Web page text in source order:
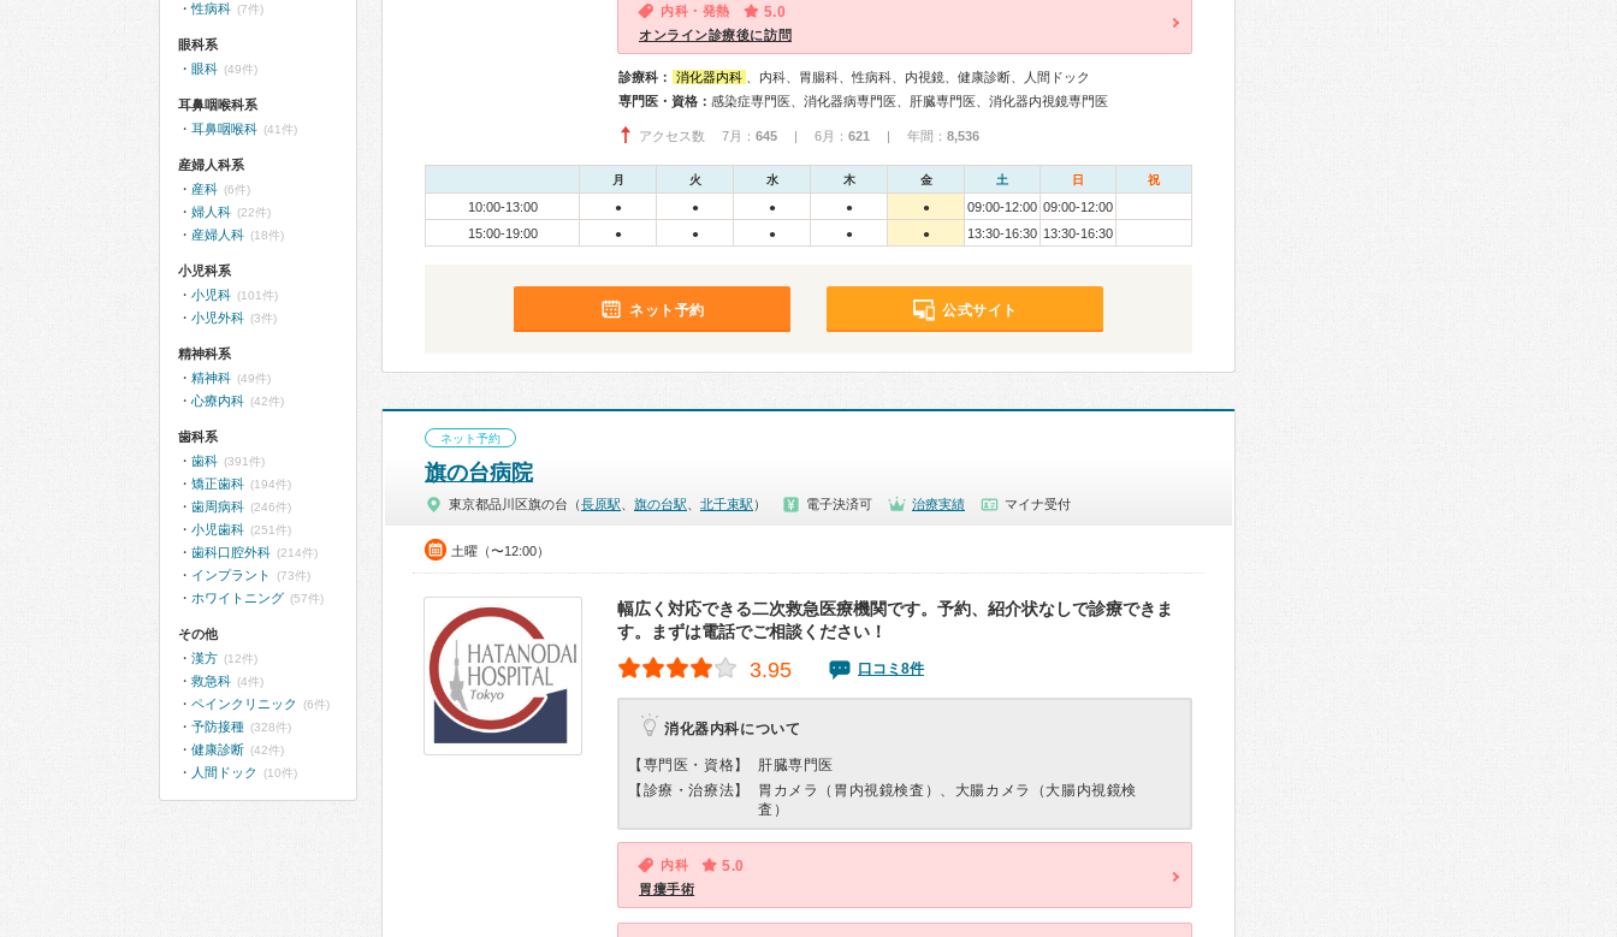
内科・発熱 5.0
オンライン診療後に訪問
診療科： 消化器内科
、内科、胃腸科、性病科、内視鏡、健康診断、人間ドック
専門医・資格： 感染症専門医、消化器病専門医、肝臓専門医、消化器内視鏡専門医
アクセス数 7月： 645 | 6月： 621 | 年間： 8,536
月 火 水 木 金 土 日 祝
10:00-13:00 ● ● ● ● ● 09:00-12:00 09:00-12:00
15:00-19:00
● ● ● ● ● 13:30-16:30 13:30-16:30
ネット予約 公式サイト
ネット予約
旗の台病院
東京都品川区旗の台（長原駅 旗の台駅 北千束駅 ） 電子決済可 治療実績 マイナ受付
土曜（〜12:00）
幅広く対応できる二次救急医療機関です。予約、紹介状なしで診療できま
す。まずは電話でご相談ください！
3.95 口コミ8件
消化器内科について
【専門医・資格】
肝臓専門医
【診療・治療法】
胃カメラ（胃内視鏡検査）、大腸カメラ（大腸内視鏡検
査）
内科 5.0
胃瘻手術
性病科 (7件)
眼科系
眼科 (49件)
耳鼻咽喉科系
耳鼻咽喉科 (41件)
産婦人科系
産科 (6件)
婦人科 (22件)
産婦人科 (18件)
小児科系
小児科 (101件)
小児外科 (3件)
精神科系
精神科 (49件)
心療内科 (42件)
歯科系
歯科 (391件)
矯正歯科 (194件)
歯周病科 (246件)
小児歯科 (251件)
歯科口腔外科 (214件)
インプラント (73件)
ホワイトニング (57件)
その他
漢方 (12件)
救急科 (4件)
ペインクリニック (6件)
予防接種 (328件)
健康診断 (42件)
人間ドック (10件)